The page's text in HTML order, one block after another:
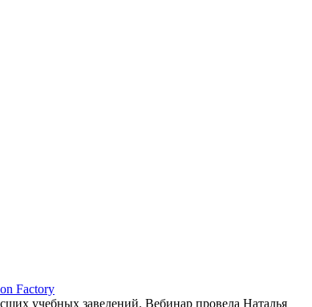
Factory
учебных заведений. Вебинар провела Наталья